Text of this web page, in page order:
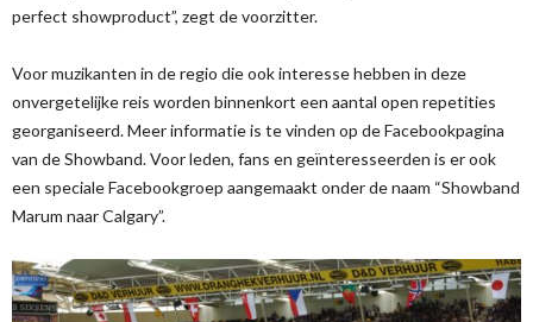
perfect showproduct”, zegt de voorzitter.
Voor muzikanten in de regio die ook interesse hebben in deze
onvergetelijke reis worden binnenkort een aantal open repetities
georganiseerd. Meer informatie is te vinden op de Facebookpagina
van de Showband. Voor leden, fans en geïnteresseerden is er ook
een speciale Facebookgroep aangemaakt onder de naam “Showband
Marum naar Calgary”.